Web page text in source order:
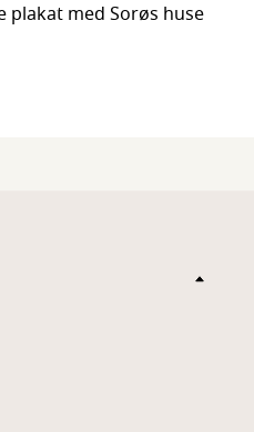
plakat med Sorøs huse